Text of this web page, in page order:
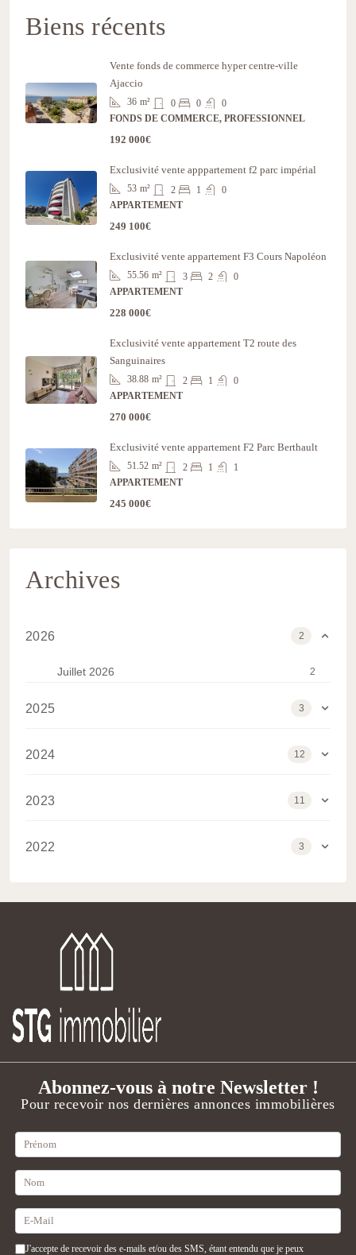
Biens récents
Vente fonds de commerce hyper centre-ville
Ajaccio
36 m² 0 0
0
FONDS DE COMMERCE, PROFESSIONNEL
192 000€
Exclusivité vente apppartement f2 parc impérial
53 m² 2 1
0
APPARTEMENT
249 100€
Exclusivité vente appartement F3 Cours Napoléon
55.56 m² 3 2
0
APPARTEMENT
228 000€
Exclusivité vente appartement T2 route des
Sanguinaires
38.88 m² 2 1
0
APPARTEMENT
270 000€
Exclusivité vente appartement F2 Parc Berthault
51.52 m² 2 1
1
APPARTEMENT
245 000€
Archives
2026 2
Juillet 2026 2
2025 3
2024 12
Janvier 2024
2023 11
Mars 2023
2022 3
Juin 2022
Abonnez-vous à notre Newsletter !
Pour recevoir nos dernières annonces immobilières
J'accepte de recevoir des e-mails et/ou des SMS, étant entendu que je peux